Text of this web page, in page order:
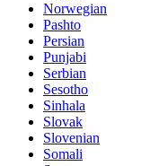
Norwegian
Pashto
Persian
Punjabi
Serbian
Sesotho
Sinhala
Slovak
Slovenian
Somali